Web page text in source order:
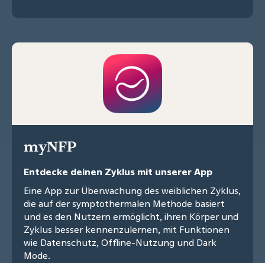
myNFP
Entdecke deinen Zyklus mit unserer App
Eine App zur Überwachung des weiblichen Zyklus,
die auf der symptothermalen Methode basiert
und es den Nutzern ermöglicht, ihren Körper und
Zyklus besser kennenzulernen, mit Funktionen
wie Datenschutz, Offline-Nutzung und Dark
Mode.